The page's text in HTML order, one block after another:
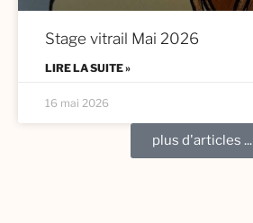
Stage vitrail Mai 2026
LIRE LA SUITE »
16 mai 2026
plus d'articles ...